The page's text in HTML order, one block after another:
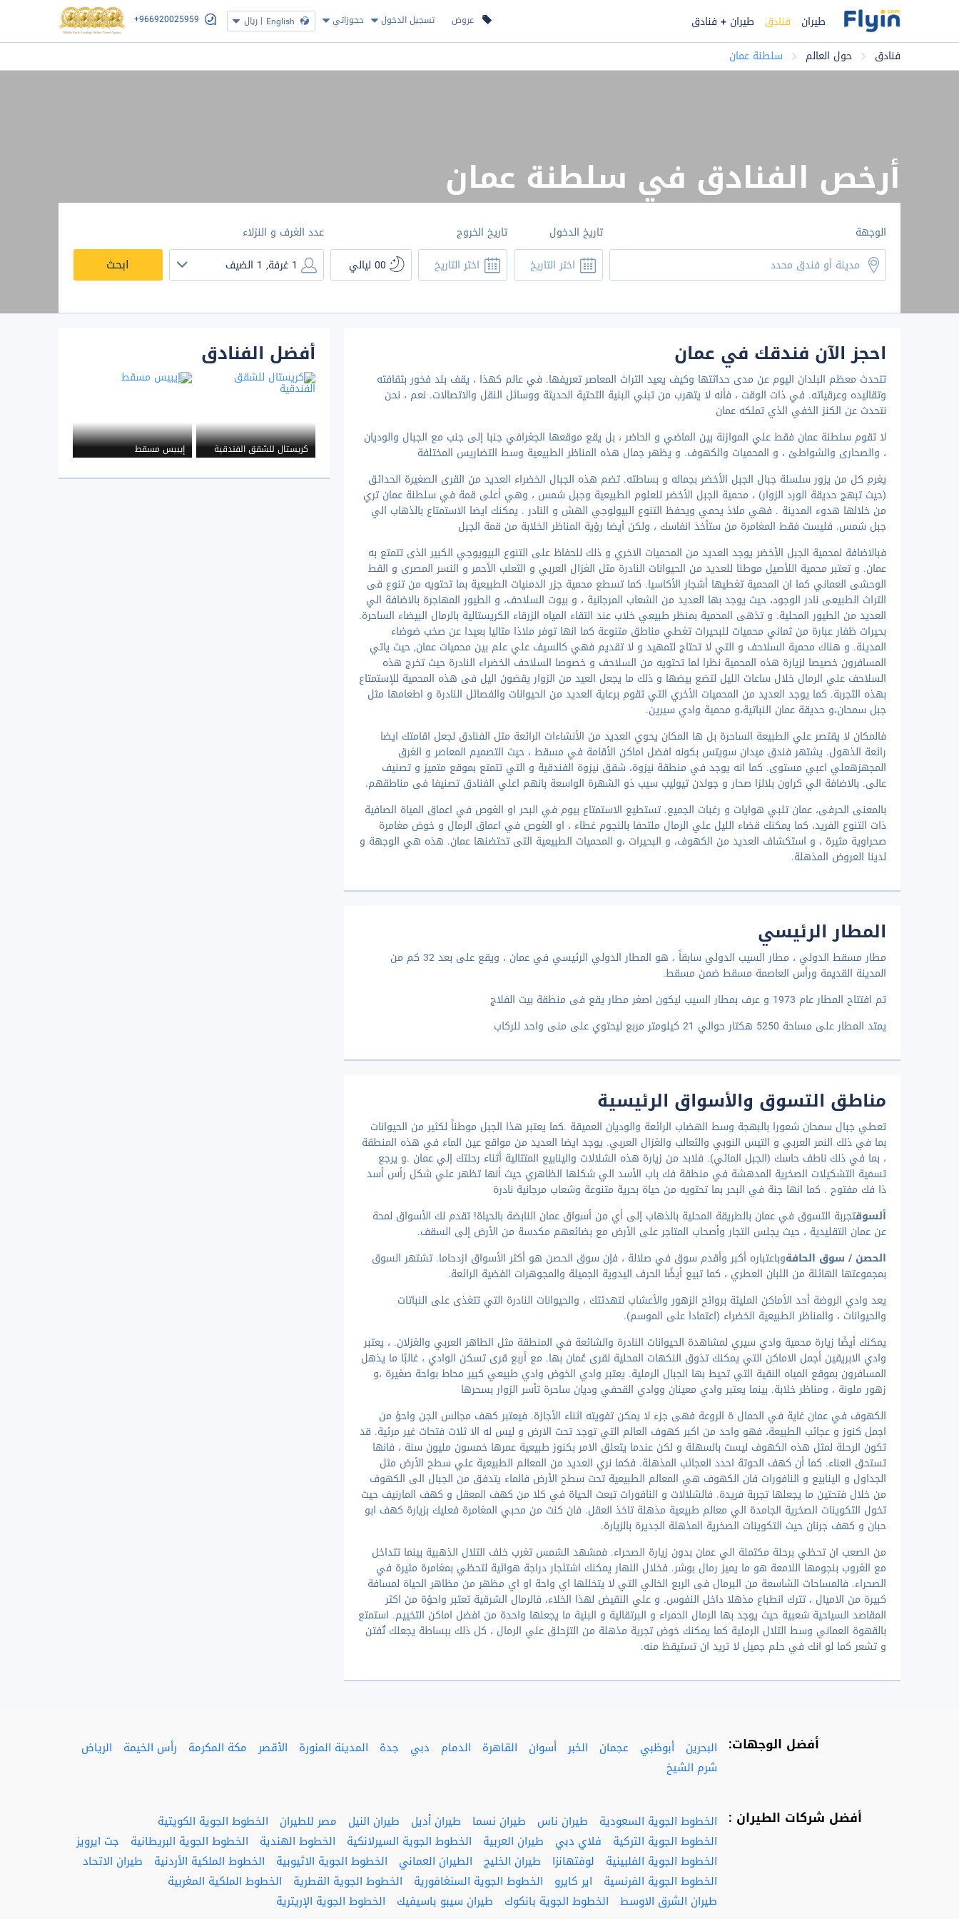
عروض تسجيل الدخول حجوزاتي English
| ريال +966920025959 طيران فنادق
طيران + فنادق
فنادق
حول العالم سلطنة عمان
أرخص الفنادق في سلطنة عمان
الوجهة تاريخ الدخول تاريخ الخروج عدد الغرف و النزلاء
احجز الآن فندقك في عمان
تتحدث معظم البلدان اليوم عن مدى حداثتها وكيف يعيد التراث المعاصر تعريفها. في عالم كهذا ، يقف بلد فخور بثقافته
وتقاليده وعرقياته. في ذات الوقت ، فأنه لا يتهرب من تبني البنية التحتية الحديثة ووسائل النقل والاتصالات. نعم ، نحن
نتحدث عن الكنز الخفي الذي تملكه عمان
لا تقوم سلطنة عمان فقط علي الموازنة بين الماضي و الحاضر ، بل يقع موقعها الجغرافي جنبا إلى جنب مع الجبال والوديان
، والصحارى والشواطئ ، و المحميات والكهوف. و يظهر جمال هذه المناظر الطبيعية وسط التضاريس المختلفة
يغرم كل من يزور سلسلة جبال الجبل الأخضر بجماله و بساطته. تضم هذه الجبال الخضراء العديد من القرى الصغيرة الحدائق
(حيث تبهج حديقة الورد الزوار) ، محمية الجبل الأخضر للعلوم الطبيعية وجبل شمس ، وهي أعلى قمة في سلطنة عمان تري
من خلالها هدوء المدينة . فهي ملاذ يحمي ويحفظ التنوع البيولوجي الهش و النادر . يمكنك ايضا الاستمتاع بالذهاب الي
جبل شمس. فليست فقط المغامرة من ستأخذ انفاسك ، ولكن أيضا رؤية المناظر الخلابة من قمة الجبل
فبالاضافة لمحمية الجبل الأخضر يوجد العديد من المحميات الاخري و ذلك للحفاظ على التنوع البيويوجي الكبير الذى تتمتع به
عمان. و تعتبر محمية اللأصيل موطنا للعديد من الحيوانات النادرة مثل الغزال العربي و الثعلب الأحمر و النسر المصرى و القط
الوحشى العماني كما ان المحمية تغطيها أشجار الأكاسيا. كما تسطع محمية جزر الدمنيات الطبيعية بما تحتويه من تنوع فى
التراث الطبيعى نادر الوجود، حيث يوجد بها العديد من الشعاب المرجانية ، و بيوت السلاحف، و الطيور المهاجرة بالاضافة الي
العديد من الطيور المحلية. و تذهى المحمية بمنظر طبيعي خلاب عند التقاء المياه الزرقاء الكريستالية بالرمال البيضاء الساحرة.
بحيرات ظفار عبارة من ثماني محميات للبحيرات تغطي مناطق متنوعة كما انها توفر ملاذا مثاليا بعيدا عن صخب ضوضاء
المدينة. و هناك محمية السلاحف و التي لا تحتاج لتمهيد و لا تقديم فهي كالسيف علي علم بين محميات عمان, حيث ياتي
المسافرون خصيصا لزيارة هذه المحمية نظرا لما تحتويه من السلاحف و خصوصا السلاحف الخضراء النادرة حيث تخرج هذه
السلاحف علي الرمال خلال ساعات الليل لتضع بيضها و ذلك ما يجعل العيد من الزوار يقضون اليل فى هذه المحمية للإستمتاع
بهذه التجربة. كما يوجد العديد من المحميات الأخري التي تقوم برعاية العديد من الحيوانات والفصائل النادرة و اطعامها مثل
جبل سمحان،و حديقة عمان النباتية،و محمية وادي سيرين.
فالمكان لا يقتصر علي الطبيعة الساحرة بل ها المكان يحوي العديد من الأنشاءات الرائعة مثل الفنادق لجعل اقامتك ايضا
رائعة الذهول. يشتهر فندق ميدان سويتس بكونه افضل اماكن الأقامة في مسقط ، حيث التصميم المعاصر و الغرق
المجهزهعلي اعبي مستوى. كما انه يوجد في منطقة نيزوة، شقق نيزوة الفندقية و التي تتمتع بموقع متميز و تصنيف
عالى. بالاضافة الي كراون بلالزا صحار و جولدن تيوليب سيب ذو الشهرة الواسعة بانهم اعلي الفنادق تصنيفا فى مناطقهم.
بالمعنى الحرفى، عمان تلبي هوايات و رغبات الجميع. تستطيع الاستمتاع بيوم في البحر او الغوص في اعماق المياة الصافية
ذات التنوع الفريد، كما يمكنك قضاء الليل علي الرمال ملتحفا بالنجوم غطاء ، او الغوص في اعماق الرمال و خوض مغامرة
صحراوية مثيرة ، و استكشاف العديد من الكهوف، و البحيرات ،و المحميات الطبيعية التى تحتضنها عمان. هذه هي الوجهة و
لدينا العروض المذهلة.
المطار الرئيسي
مطار مسقط الدولي ، مطار السيب الدولي سابقاً ، هو المطار الدولي الرئيسي في عمان ، ويقع على بعد 32 كم من
المدينة القديمة ورأس العاصمة مسقط ضمن مسقط.
تم افتتاح المطار عام 1973 و عرف بمطار السيب ليكون اصغر مطار يقع فى منطقة بيت الفلاج
يمتد المطار على مساحة 5250 هكتار حوالي 21 كيلومتر مربع ليحتوي على منى واحد للركاب
مناطق التسوق والأسواق الرئيسية
تعطي جبال سمحان شعورا بالبهجة وسط الهضاب الرائعة والوديان العميقة .كما يعتبر هذا الجبل موطناً لكثير من الحيوانات
بما في ذلك النمر العربي و التيس النوبي والثعالب والغزال العربي. يوجد ايضا العديد من مواقع عين الماء في هذه المنطقة
، بما في ذلك ناطف حاسك (الجبل المائي). فلابد من زيارة هذه الشلالات والينابيع المتتالية أثناء رحلتك إلي عمان .و يرجع
تسمية التشكيلات الصخرية المدهشة في منطقة فك باب الأسد الي شكلها الظاهري حيث أنها تظهر علي شكل رأس أسد
ذا فك مفتوح . كما انها جنة في البحر بما تحتويه من حياة بحرية متنوعة وشعاب مرجانية نادرة
ألسوقتجربة التسوق في عمان بالطريقة المحلية بالذهاب إلى أي من أسواق عمان النابضة بالحياة! تقدم لك الأسواق لمحة
عن عمان التقليدية ، حيث يجلس التجار وأصحاب المتاجر على الأرض مع بضائعهم مكدسة من الأرض إلى السقف.
الحصن / سوق الحافةوباعتباره أكبر وأقدم سوق في صلالة ، فإن سوق الحصن هو أكثر الأسواق ازدحاما. تشتهر السوق
بمجموعتها الهائلة من اللبان العطري ، كما تبيع أيضًا الحرف اليدوية الجميلة والمجوهرات الفضية الرائعة.
يعد وادي الروضة أحد الأماكن المليئة بروائح الزهور والأعشاب لتهدئتك ، والحيوانات النادرة التي تتغذى على النباتات
والحيوانات ، والمناظر الطبيعية الخضراء (اعتمادا على الموسم).
يمكنك أيضًا زيارة محمية وادي سيري لمشاهدة الحيوانات النادرة والشائعة في المنطقة مثل الطاهر العربي والغزلان. ، يعتبر
وادي الابريقين أجمل الاماكن التي يمكنك تذوق النكهات المحلية لقرى عُمان بها. مع أربع قرى تسكن الوادي ، غالبًا ما يذهل
المسافرون بموقع المياه النقية التي تحيط بها الجبال الرملية. يعتبر وادي الخوض وادي طبيعي كبير محاط بواحة صغيرة ،و
زهور ملونة ، ومناظر خلابة. بينما يعتبر وادي معينان ووادي القحفي وديان ساحرة تأسر الزوار بسحرها
الكهوف في عمان غاية في الحمال ة الروعة فهى جزء لا يمكن تفويته اثناء الأجازة. فيعتبر كهف مجالس الجن واحؤ من
اجمل كنوز و عجائب الطبيعة، فهو واحد من اكبر كهوف العالم التي توجد تحت الارض و ليس له الا ثلاث فتحات غير مرئية. قد
تكون الرحلة لمثل هذه الكهوف ليست بالسهلة و لكن عندما يتعلق الامر بكنوز طبيعية عمرها خمسون مليون سنة ، فانها
تستحق العناء. كما أن كهف الحوتة احدد العجائب المذهلة. فكما نري العديد من المعالم الطبيعية علي سطح الأرض مثل
الجداول و الينابيع و النافورات فان الكهوف هي المعالم الطبيعية تحت سطح الأرض فالماء يتدفق من الجبال الى الكهوف
من خلال فتحتين ما يجعلها تجربة فريدة. فالشلالات و النافورات تبعث الحياة في كلا من كهف المعقل و كهف المارنيف حيث
تخول التكوينات الصخرية الجامدة الي معالم طبيعية مذهلة تاخذ العقل. فان كنت من محبي المغامرة فعليك بزيارة كهف ابو
حبان و كهف جرنان حيث التكوينات الصخرية المذهلة الجديرة بالزيارة.
من الصعب ان تحظي برحلة مكتملة الي عمان بدون زيارة الصحراء. فمشهد الشمس تغرب خلف التلال الذهبية بينما تتداخل
مع الغروب بنجومها اللامعة هو ما يميز رمال بوشر. فخلال النهار يمكنك اشتئجار دراجة هوائية لتحظي بمغامرة مثيرة في
الصحراء. فالمساحات الشاسعة من البرمال فى الربع الخالي التي لا يتخللها اي واحة او اي مظهر من مظاهر الحياة لمسافة
كبيرة من الاميال ، تترك انطباع مذهلا داخل النفوس. و علي النقيض لهذا الخلاء، فالرمال الشرقية تعتبر واحؤة من اكثر
المقاصد السياحية شعبية حيث يوجد بها الرمال الحمراء و البرتقالية و البنية ما يجعلها واحدة من افضل اماكن التخييم. استمتع
بالقهوة العماني وسط التلال الرملية كما يمكنك خوض تجرية مذهلة من التزحلق علي الرمال ، كل ذلك ببساطة يجعلك تٌفتن
و تشعر كما لو انك في حلم جميل لا تريد ان تستيقظ منه.
أفضل الفنادق
كريستال للشقق الفندقية إيبيس مسقط
أفضل الوجهات: البحرين أبوظبي عجمان الخبر أسوان القاهرة الدمام دبي جدة المدينة المنورة الأقصر مكة المكرمة رأس الخيمة
الرياض
شرم الشيخ
أفضل شركات الطيران : الخطوط الجوية السعودية طيران ناس طيران نسما طيران أديل طيران النيل مصر للطيران
الخطوط الجوية الكويتية
الخطوط الجوية التركية
فلاي دبي طيران العربية الخطوط الجوية السيرلانكية الخطوط الهندية الخطوط الجوية البريطانية
جت ايرويز
الخطوط الجوية الفلبينية
لوفتهانزا طيران الخليج الطيران العماني الخطوط الجوية الاثيوبية الخطوط الملكية الأردنية
طيران الاتحاد
الخطوط الجوية الفرنسية
اير كايرو الخطوط الجوية السنغافورية الخطوط الجوية القطرية
الخطوط الملكية المغربية
طيران الشرق الاوسط
الخطوط الجوية بانكوك طيران سيبو باسيفيك الخطوط الجوية الإريترية